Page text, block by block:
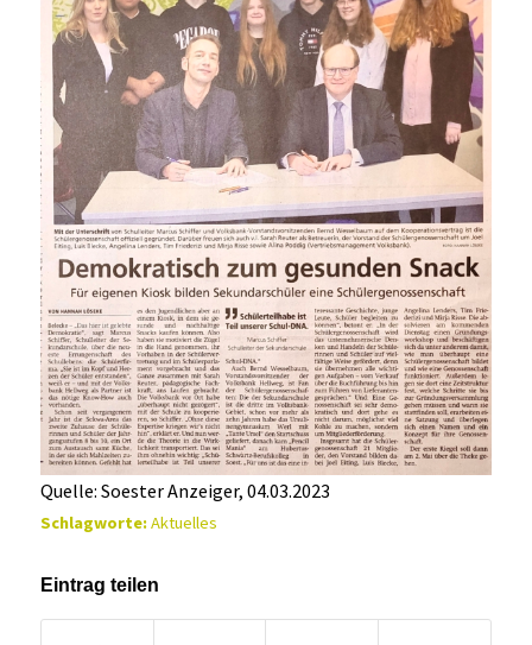
Quelle: Soester Anzeiger, 04.03.2023
Schlagworte:Aktuelles
Eintrag teilen